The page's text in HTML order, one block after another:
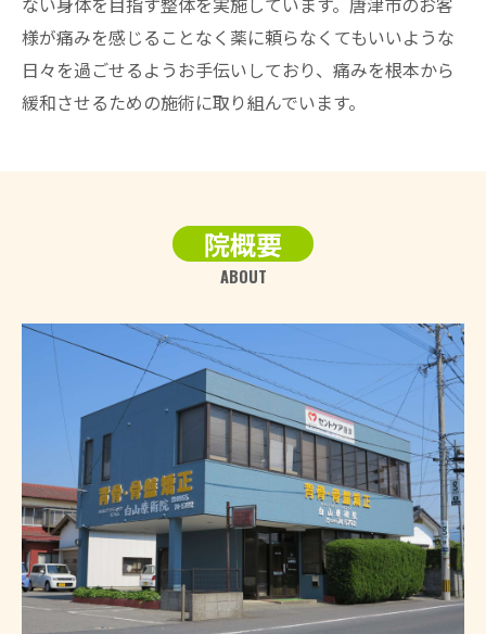
様が痛みを感じることなく薬に頼らなくてもいいような
日々を過ごせるようお手伝いしており、痛みを根本から
緩和させるための施術に取り組んでいます。
院概要
ABOUT